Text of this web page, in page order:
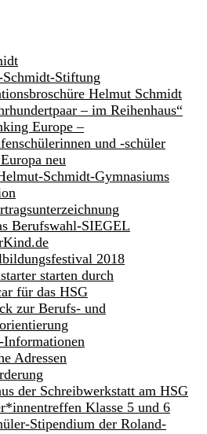
Stiftung
Helmut Schmidt
– im Reihenhaus“
Europe –
und -schüler
neu
Schmidt-Gymnasiums
Berufswahl-SIEGEL
2018
starten durch
für das HSG
zur Berufs- und
Informationen
Adressen
der Schreibwerkstatt am HSG
Klasse 5 und 6
Stipendium der Roland-